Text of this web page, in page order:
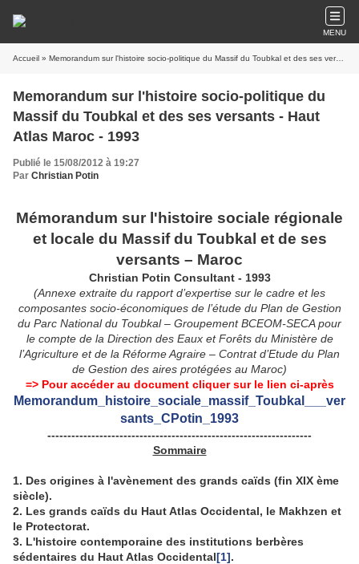
MENU
Accueil » Memorandum sur l'histoire socio-politique du Massif du Toubkal et des ses versants - Haut Atlas Maroc - 1993
Memorandum sur l'histoire socio-politique du
Massif du Toubkal et des ses versants - Haut
Atlas Maroc - 1993
Publié le 15/08/2012 à 19:27
Par Christian Potin
Mémorandum sur l'histoire sociale régionale
et locale du Massif du Toubkal et de ses
versants – Maroc
Christian Potin Consultant - 1993
(Annexe extraite du rapport d’expertise sur le cadre et les
composantes socio-économiques de l’étude du Plan de Gestion
du Parc National du Toubkal – Groupement BCEOM-SECA pour
le compte de la Direction des Eaux et Forêts du Ministère de
l’Agriculture et de la Réforme Agraire – Contrat d’Etude du Plan
de Gestion des aires protégées au Maroc)
=> Pour accéder au document cliquer sur le lien ci-après
Memorandum_histoire_sociale_massif_Toubkal___ver
sants_CPotin_1993
------------------------------------------------------------------
Sommaire
1. Des origines à l'avènement des grands caïds (fin XIX ème
siècle).
2. Les grands caïds du Haut Atlas Occidental, le Makhzen et
le Protectorat.
3. L'histoire contemporaine des institutions berbères
sédentaires du Haut Atlas Occidental[1].